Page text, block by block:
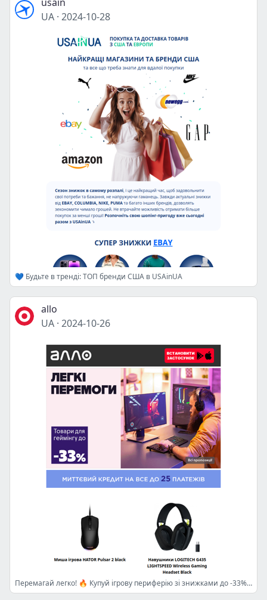
UA · 2024-10-28
💙 Будьте в тренді: ТОП бренди США в USAinUA
allo
UA · 2024-10-26
Перемагай легко! 🔥 Купуй ігрову периферію зі знижками до -33%! 🖥️